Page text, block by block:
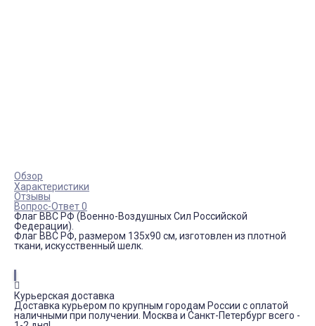
Обзор
Характеристики
Отзывы
Вопрос-Ответ 0
Флаг ВВС РФ (Военно-Воздушных Сил Российской
Федерации).
Флаг ВВС РФ, размером 135х90 см, изготовлен из плотной
ткани, искусственный шелк.
Курьерская доставка
Доставка курьером по крупным городам России с оплатой
наличными при получении. Москва и Санкт-Петербург всего -